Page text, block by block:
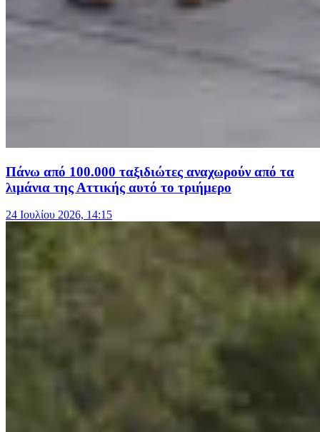
Πάνω από 100.000 ταξιδιώτες αναχωρούν από τα
λιμάνια της Αττικής αυτό το τριήμερο
24 Ιουλίου 2026, 14:15